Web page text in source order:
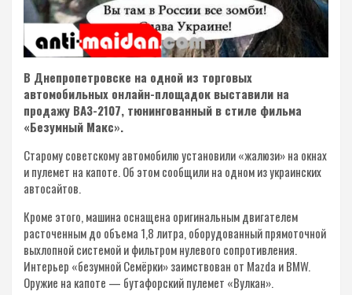
В Днепропетровске на одной из торговых
автомобильных онлайн-площадок выставили на
продажу ВАЗ-2107, тюнингованный в стиле фильма
«Безумный Макс».
Старому советскому автомобилю установили «жалюзи» на окнах
и пулемет на капоте. Об этом сообщили на одном из украинских
автосайтов.
Кроме этого, машина оснащена оригинальным двигателем
расточенным до объема 1,8 литра, оборудованный прямоточной
выхлопной системой и фильтром нулевого сопротивления.
Интерьер «безумной Семёрки» заимствован от Mazda и BMW.
Оружие на капоте — бутафорский пулемет «Вулкан».